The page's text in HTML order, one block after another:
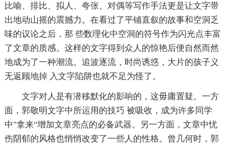
比喻、排比、拟人、夸张、对偶等写作手法更是让文字带
出地动山摇的震撼力。在看过了平铺直叙的故事和空洞乏
味的议论之后，那 些数理化中空洞的符号作为闪光点丰富
了文章的质感。这样的文字得到众人的惊艳后便自然而然
地成为了一种潮流。追波逐流，时尚诱惑，大片的孩子义
无返顾地掉 入文字陷阱也就不足为怪了。
文字对人是有潜移默化的影响的，这毋庸置疑。一方
面，郭敬明文字中所运用的技巧 被吸收，成为许多同学
中"拿来"增加文章亮点的必备武器。另一方面，文章中忧
伤阴郁的风格也悄悄改变了一些人的性格。曾几何时，郭